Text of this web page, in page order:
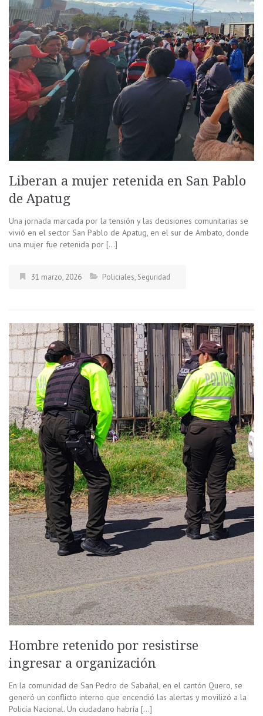
Liberan a mujer retenida en San Pablo
de Apatug
Una jornada marcada por la tensión y las decisiones comunitarias se
vivió en el sector San Pablo de Apatug, en el sur de Ambato, donde
una mujer fue retenida por […]
31 marzo, 2026 Policiales, Seguridad
Hombre retenido por resistirse
ingresar a organización
En la comunidad de San Pedro de Sabañal, en el cantón Quero, se
generó un conflicto interno que encendió las alertas y movilizó a la
Policía Nacional. Un ciudadano habría […]